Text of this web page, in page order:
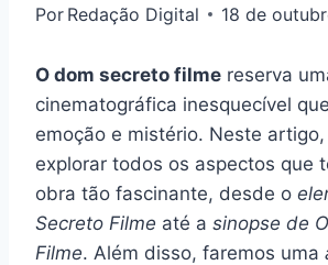
Por Redação Digital 18 de
O dom secreto filme reserva
cinematográfica inesquecível
emoção e mistério. Neste
explorar todos os aspectos que
obra tão fascinante, desde o
Secreto Filme até a sinopse de
Filme. Além disso, faremos uma